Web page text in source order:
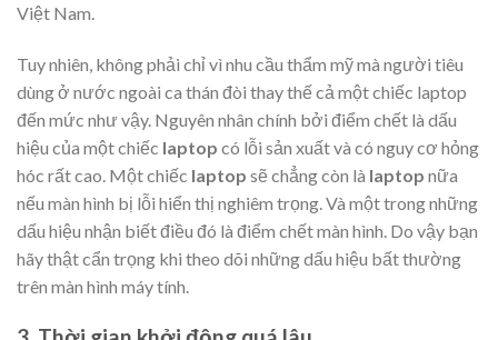
Việt Nam.
Tuy nhiên, không phải chỉ vì nhu cầu thẩm mỹ mà người tiêu
dùng ở nước ngoài ca thán đòi thay thế cả một chiếc laptop
đến mức như vậy. Nguyên nhân chính bởi điểm chết là dấu
hiệu của một chiếc laptop có lỗi sản xuất và có nguy cơ hỏng
hóc rất cao. Một chiếc laptop sẽ chẳng còn là laptop nữa
nếu màn hình bị lỗi hiển thị nghiêm trọng. Và một trong những
dấu hiệu nhận biết điều đó là điểm chết màn hình. Do vậy bạn
hãy thật cẩn trọng khi theo dõi những dấu hiệu bất thường
trên màn hình máy tính.